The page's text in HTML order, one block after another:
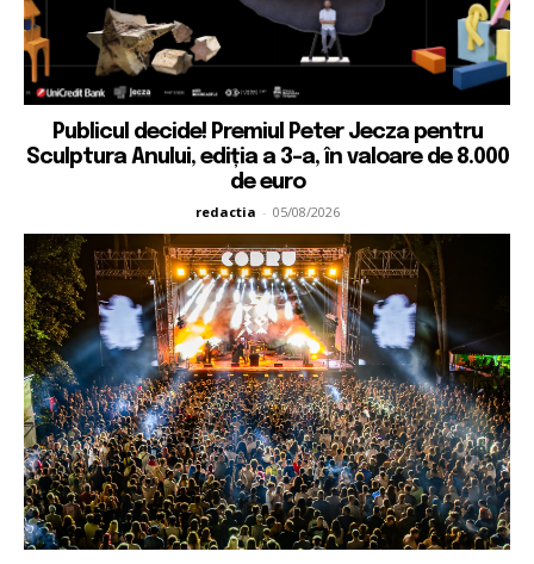
Publicul decide! Premiul Peter Jecza pentru
Sculptura Anului, ediția a 3-a, în valoare de 8.000
de euro
redactia - 05/08/2026